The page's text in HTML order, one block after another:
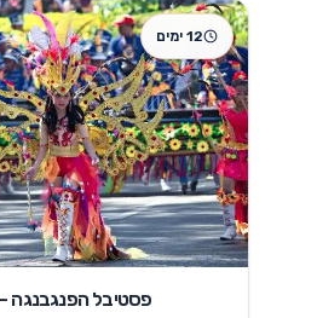
12 ימים
פסטיבל הפנגבנגה – 12